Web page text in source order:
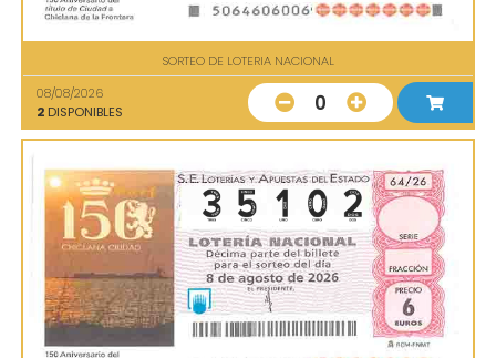
SORTEO DE LOTERIA NACIONAL
08/08/2026
2 DISPONIBLES 0